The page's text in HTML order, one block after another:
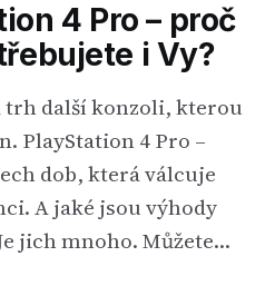
4 Pro – proč
i Vy?
trh další konzoli, kterou
PlayStation 4 Pro –
dob, která válcuje
A jaké jsou výhody
jich mnoho. Můžete…